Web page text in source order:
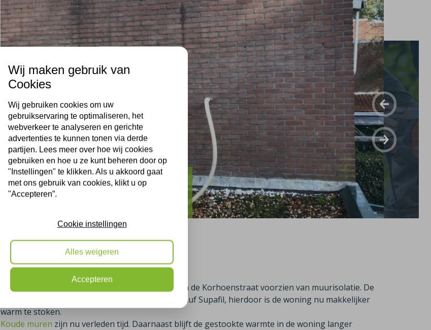
Nijmegen
Muurisolatie Emmen
Muurisolatie Nijmegen
Op vrijdag 08-11-2019 zijn ook de bewoner(s) aan de Korhoenstraat voorzien van muurisolatie. De
muur is geïsoleerd met glaswol van het merk Knauf Supafil, hierdoor is de woning nu makkelijker
warm te stoken.
Koude muren zijn nu verleden tijd. Daarnaast blijft de gestookte warmte in de woning langer
Wij maken gebruik van
Cookies
Wij gebruiken cookies om uw
gebruikservaring te optimaliseren, het
webverkeer te analyseren en gerichte
advertenties te kunnen tonen via derde
partijen. Lees meer over hoe wij cookies
gebruiken en hoe u ze kunt beheren door op
"Instellingen" te klikken. Als u akkoord gaat
met ons gebruik van cookies, klikt u op
"Accepteren”.
Cookie instellingen
Alles weigeren
Accepteren